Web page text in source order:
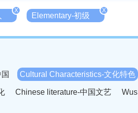
X
Elementary-初级
X
Cultural Characteristics-文化特色
Chinese literature-中国文艺